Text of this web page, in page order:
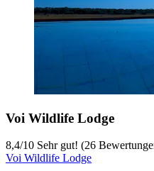
Voi Wildlife Lodge
8,4/10 Sehr gut! (26
Voi Wildlife Lodge